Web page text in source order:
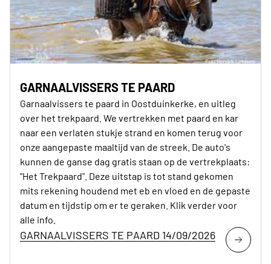
GARNAALVISSERS TE PAARD
Garnaalvissers te paard in Oostduinkerke, en uitleg
over het trekpaard. We vertrekken met paard en kar
naar een verlaten stukje strand en komen terug voor
onze aangepaste maaltijd van de streek. De auto's
kunnen de ganse dag gratis staan op de vertrekplaats:
"Het Trekpaard". Deze uitstap is tot stand gekomen
mits rekening houdend met eb en vloed en de gepaste
datum en tijdstip om er te geraken. Klik verder voor
alle info.
GARNAALVISSERS TE PAARD 14/09/2026